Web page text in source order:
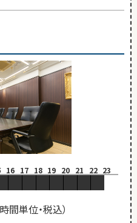
16 17 18 19 20 21 22 23
間単位・税込）